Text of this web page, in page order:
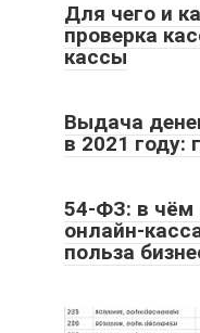
Для чего и
проверка
кассы
Выдача
в 2021 году:
54-ФЗ: в чём
онлайн-
польза